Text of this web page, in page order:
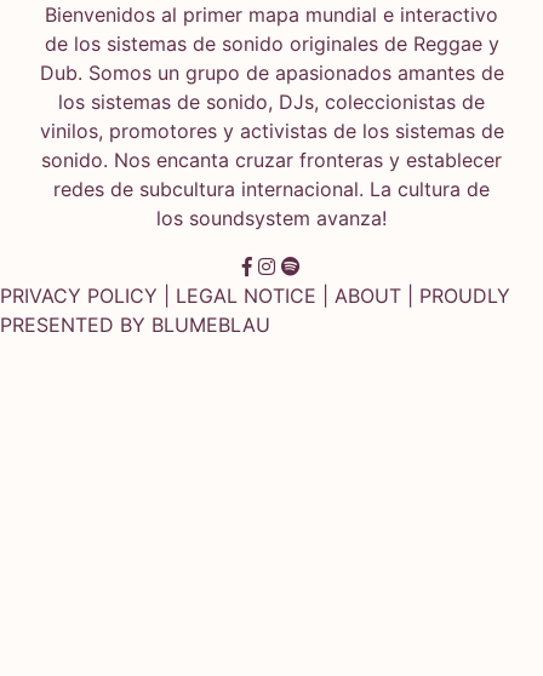
Bienvenidos al primer mapa mundial e interactivo
de los sistemas de sonido originales de Reggae y
Dub. Somos un grupo de apasionados amantes de
los sistemas de sonido, DJs, coleccionistas de
vinilos, promotores y activistas de los sistemas de
sonido. Nos encanta cruzar fronteras y establecer
redes de subcultura internacional. La cultura de
los soundsystem avanza!
PRIVACY POLICY LEGAL NOTICE ABOUT | PROUDLY
PRESENTED BY BLUMEBLAU